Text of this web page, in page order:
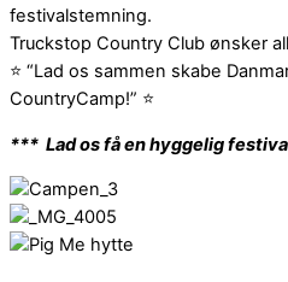
festivalstemning.
Truckstop Country Club ønsker
⭐️ “Lad os sammen skabe
CountryCamp!” ⭐️
*** Lad os få en hyggelig